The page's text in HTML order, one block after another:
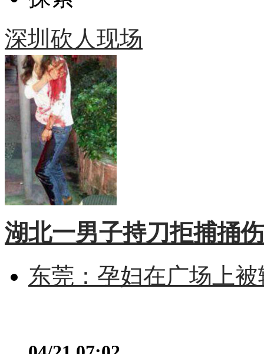
深圳砍人现场
湖北一男子持刀拒捕捅
东莞：孕妇在广场上